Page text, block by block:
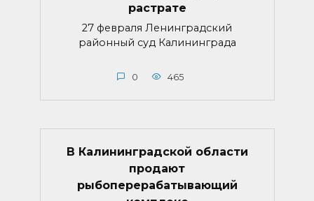
растрате
27 февраля Ленинградский
районный суд Калининграда
0 465
В Калининградской области
продают
рыбоперерабатывающий